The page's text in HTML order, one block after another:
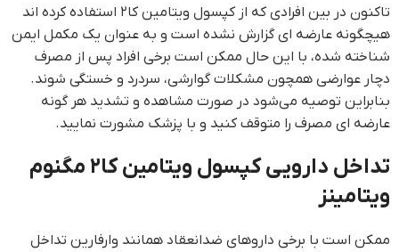
تاکنون در بین افرادی که از کپسول ویتامین کا۲ استفاده کرده اند
هیچگونه عارضه ای گزارش نشده است و به عنوان یک مکمل ایمن
شناخته شده، با این حال ممکن است برخی افراد پس از مصرف
دچار عوارضی همچون مشکلات گوارشی، سردرد و خستگی شوند.
بنابراین توصیه می‌شود در صورت مشاهده و تشدید هر گونه
عارضه ای مصرف را متوقف کنید و با پزشک مشورت نمایید.
تداخل دارویی کپسول ویتامین کا۲ مگنوم
ویتامینز
ممکن است با برخی داروهای ضدانعقاد همانند وارفارین تداخل